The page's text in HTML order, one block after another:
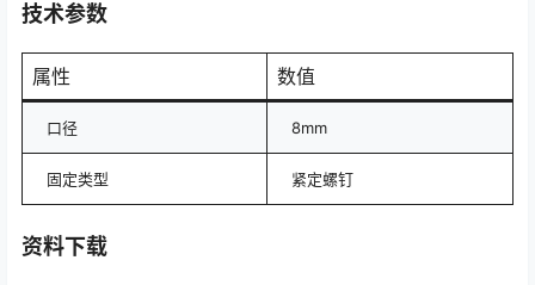
技术参数
属性 数值
口径 8mm
固定类型 紧定螺钉
资料下载